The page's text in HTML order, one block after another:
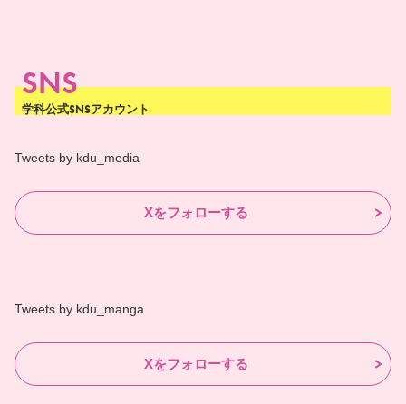
SNS
学科公式SNSアカウント
Tweets by kdu_media
Xをフォローする
Tweets by kdu_manga
Xをフォローする